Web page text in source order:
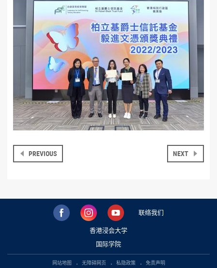
PREVIOUS NEXT
联络我们
香港浸会大学
国际学院
网站地图 无障碍网页 私隐政策 免责声明